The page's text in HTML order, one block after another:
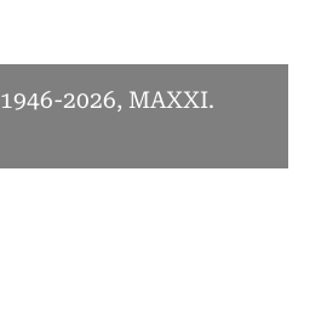
2026, MAXXI.